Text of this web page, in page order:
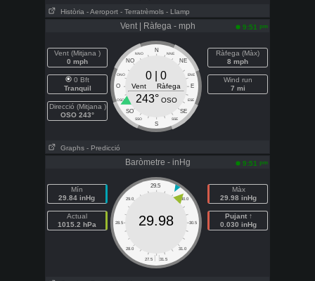
Història - Aeroport - Terratrèmols - Llamp
Vent | Ràfega - mph 9:51 pm
Vent (Mitjana )
0 mph
0 Bft
Tranquil
Direcció (Mitjana )
OSO 243°
N
NNO NNE
NO NE
ONO ENE
O E
OSO ESE
SO SE
SSO SSE
S
0 | 0
Vent Ràfega
243° OSO
Ràfega (Màx)
8 mph
Wind run
7 mi
Graphs - Predicció
Baròmetre - inHg 9:51 pm
Mín
29.84 inHg
Actual
1015.2 hPa
29.5
29.0 30.0
28.5 30.5
28.0 31.0
27.5 31.5
| |
29.98
Màx
29.98 inHg
Pujant ↑
0.030 inHg